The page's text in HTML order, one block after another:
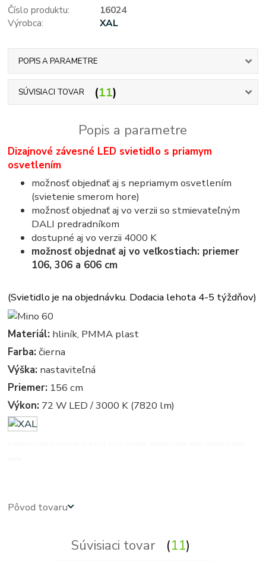
Číslo produktu:
16024
Výrobca:
XAL
POPIS A PARAMETRE
SÚVISIACI TOVAR 11
Popis a parametre
Dizajnové závesné LED svietidlo s priamym
osvetlením
možnosť objednať aj s nepriamym osvetlením
(svietenie smerom hore)
možnosť objednať aj vo verzii so stmievateľným
DALI predradníkom
dostupné aj vo verzii 4000 K
možnosť objednať aj vo veľkostiach: priemer
106, 306 a 606 cm
(Svietidlo je na objednávku. Dodacia lehota 4-5 týždňov)
Materiál: hliník, PMMA plast
Farba: čierna
Výška: nastaviteľná
Priemer: 156 cm
Výkon: 72 W LED / 3000 K (7820 lm)
Pôvod tovaru
Súvisiaci tovar 11